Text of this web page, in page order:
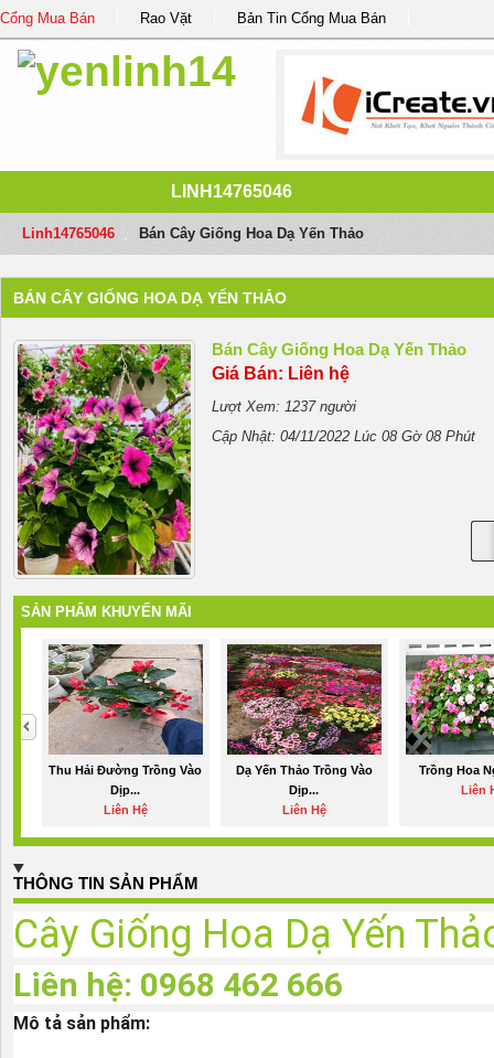
Cổng Mua Bán Rao Vặt Bản Tin Cổng Mua Bán
LINH14765046
Linh14765046 Bán Cây Giống Hoa Dạ Yến Thảo
BÁN CÂY GIỐNG HOA DẠ YẾN THẢO
Bán Cây Giống Hoa Dạ Yến Thảo
Giá Bán: Liên hệ
Lượt Xem: 1237 người
Cập Nhật: 04/11/2022 Lúc 08 Gờ 08 Phút
SẢN PHẨM KHUYẾN MÃI
Thu Hải Đường Trồng Vào
Dịp...
Liên Hệ
Dạ Yến Thảo Trồng Vào
Dịp...
Liên Hệ
Trồng Hoa
Liên
THÔNG TIN SẢN PHẨM
Cây Giống Hoa Dạ Yến
Liên hệ: 0968 462 666
Mô tả sản phẩm: